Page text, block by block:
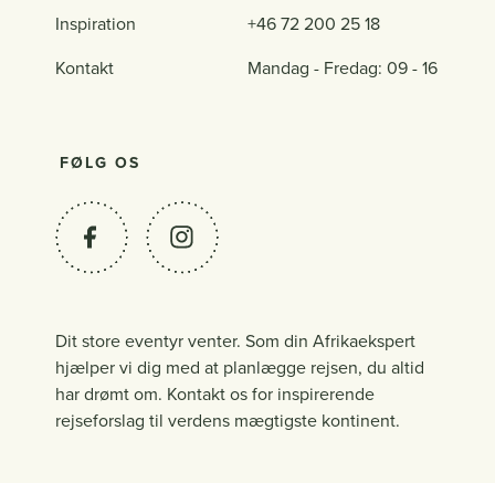
Inspiration
Kontakt
+46 72 200 25 18
Mandag - Fredag: 09 - 16
FØLG OS
Dit store eventyr venter. Som din Afrikaekspert
hjælper vi dig med at planlægge rejsen, du altid
har drømt om. Kontakt os for inspirerende
rejseforslag til verdens mægtigste kontinent.